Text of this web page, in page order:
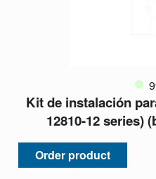
Kit de instalación
12810-12 series)
Order product